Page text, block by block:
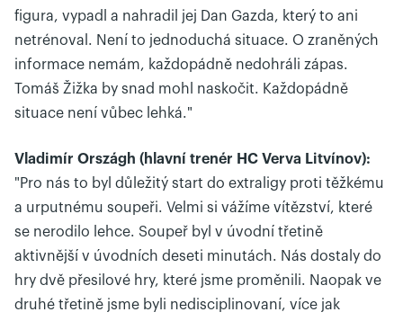
figura, vypadl a nahradil jej Dan Gazda, který to ani
netrénoval. Není to jednoduchá situace. O zraněných
informace nemám, každopádně nedohráli zápas.
Tomáš Žižka by snad mohl naskočit. Každopádně
situace není vůbec lehká."
Vladimír Országh (hlavní trenér HC Verva Litvínov):
"Pro nás to byl důležitý start do extraligy proti těžkému
a urputnému soupeři. Velmi si vážíme vítězství, které
se nerodilo lehce. Soupeř byl v úvodní třetině
aktivnější v úvodních deseti minutách. Nás dostaly do
hry dvě přesilové hry, které jsme proměnili. Naopak ve
druhé třetině jsme byli nedisciplinovaní, více jak